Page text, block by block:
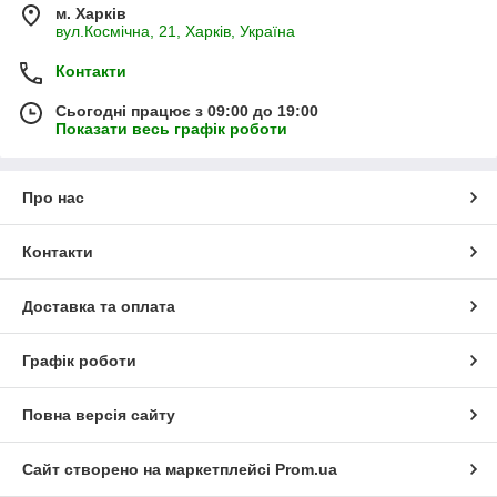
м. Харків
вул.Космічна, 21, Харків, Україна
Контакти
Сьогодні працює з 09:00 до 19:00
Показати весь графік роботи
Про нас
Контакти
Доставка та оплата
Графік роботи
Повна версія сайту
Сайт створено на маркетплейсі Prom.ua